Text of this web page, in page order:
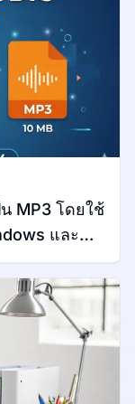
MP3 โดยใช้
และ